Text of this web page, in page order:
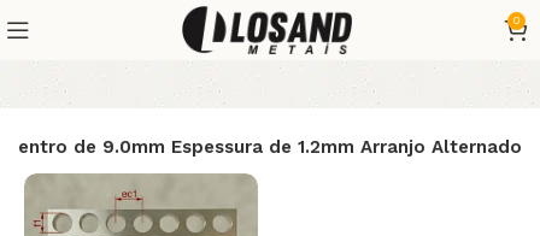
0
de 9.0mm Espessura de 1.2mm Arranjo Alternado